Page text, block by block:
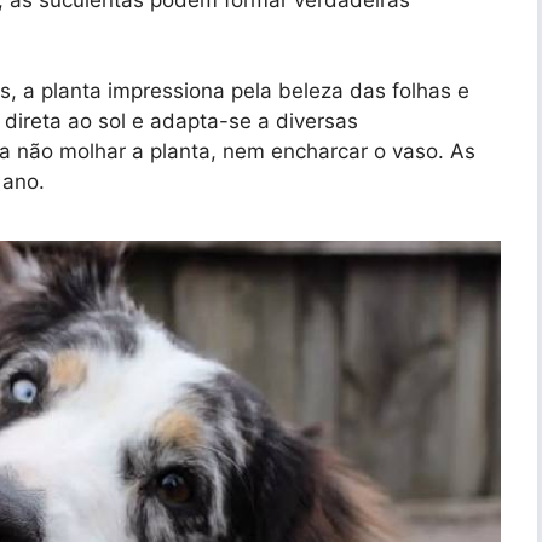
a planta impressiona pela beleza das folhas e
ao sol e adapta-se a diversas
não molhar a planta, nem encharcar o vaso. As